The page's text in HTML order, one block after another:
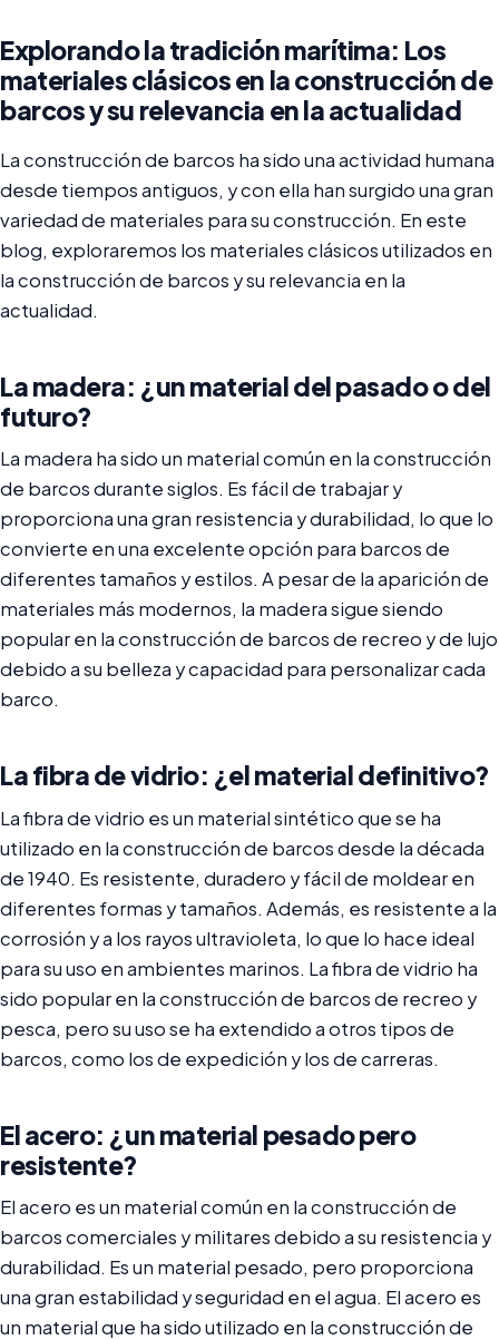
Explorando la tradición marítima: Los
materiales clásicos en la construcción de
barcos y su relevancia en la actualidad
La construcción de barcos ha sido una actividad humana
desde tiempos antiguos, y con ella han surgido una gran
variedad de materiales para su construcción. En este
blog, exploraremos los materiales clásicos utilizados en
la construcción de barcos y su relevancia en la
actualidad.
La madera: ¿un material del pasado o del
futuro?
La madera ha sido un material común en la construcción
de barcos durante siglos. Es fácil de trabajar y
proporciona una gran resistencia y durabilidad, lo que lo
convierte en una excelente opción para barcos de
diferentes tamaños y estilos. A pesar de la aparición de
materiales más modernos, la madera sigue siendo
popular en la construcción de barcos de recreo y de lujo
debido a su belleza y capacidad para personalizar cada
barco.
La fibra de vidrio: ¿el material definitivo?
La fibra de vidrio es un material sintético que se ha
utilizado en la construcción de barcos desde la década
de 1940. Es resistente, duradero y fácil de moldear en
diferentes formas y tamaños. Además, es resistente a la
corrosión y a los rayos ultravioleta, lo que lo hace ideal
para su uso en ambientes marinos. La fibra de vidrio ha
sido popular en la construcción de barcos de recreo y
pesca, pero su uso se ha extendido a otros tipos de
barcos, como los de expedición y los de carreras.
El acero: ¿un material pesado pero
resistente?
El acero es un material común en la construcción de
barcos comerciales y militares debido a su resistencia y
durabilidad. Es un material pesado, pero proporciona
una gran estabilidad y seguridad en el agua. El acero es
un material que ha sido utilizado en la construcción de